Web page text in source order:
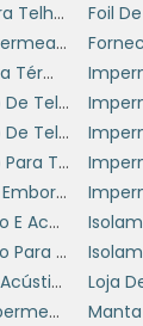
mal
e
a
em mão
uma
refletindo
Foil De Alumínio Para Telhado
Fornecedor De Impermeabilizante
Fornecedor De Tinta Térmica Para Telhado
Impermeabilização De Telhado
Impermeabilização De Telhado De Zinco
Impermeabilização Para Telhado
Impermeabilizante Emborrachado Para Telhado
Isolamento Termico E Acustico
Isolamento Térmico Para Telhado
Isolamento Termo Acústico
Manta Telhado Impermeabilizante